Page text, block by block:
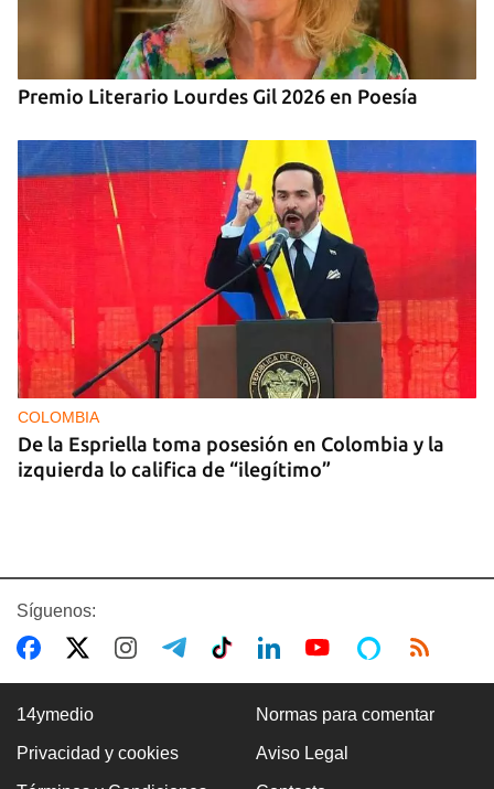
Premio Literario Lourdes Gil 2026 en Poesía
COLOMBIA
De la Espriella toma posesión en Colombia y la
izquierda lo califica de “ilegítimo”
Síguenos:
14ymedio Normas para comentar
Privacidad y cookies Aviso Legal